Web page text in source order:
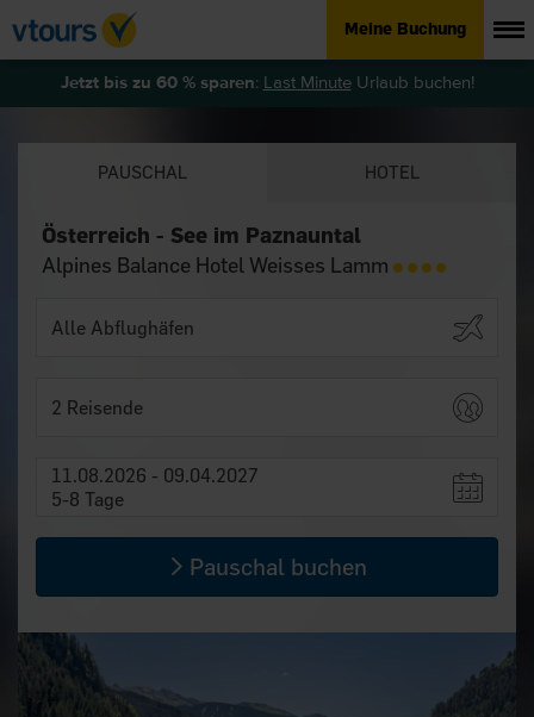
Meine Buchung
Jetzt bis zu 60 % sparen: Last MinuteUrlaub buchen!
PAUSCHAL HOTEL
Österreich - See im Paznauntal
Alpines Balance Hotel Weisses Lamm
2 Reisende
11.08.2026 - 09.04.2027
5-8 Tage
Pauschal buchen